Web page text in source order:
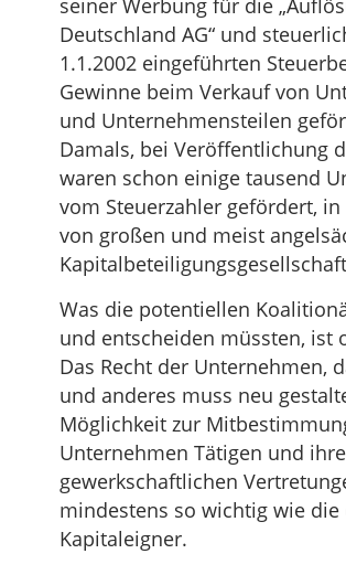
seiner Werbung für die
Deutschland AG“ und
1.1.2002 eingeführten
Gewinne beim Verkauf von
und Unternehmensteilen
Damals, bei Veröffentlichung
waren schon einige tausend
vom Steuerzahler gefördert,
von großen und meist
Was die potentiellen
und entscheiden müssten, ist
Das Recht der Unternehmen,
und anderes muss neu
Möglichkeit zur
Unternehmen Tätigen und
gewerkschaftlichen
mindestens so wichtig wie die
Kapitaleigner.